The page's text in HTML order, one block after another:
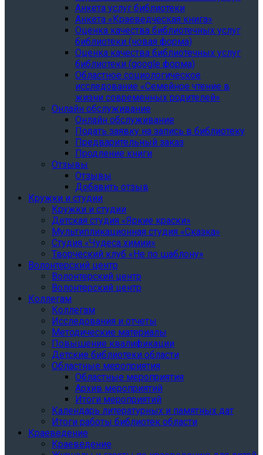
Анкета услуг библиотеки
Анкета «Краеведческая книга»
Oценка качества библиотечных услуг
библиотеки (новая форма)
Oценка качества библиотечных услуг
библиотеки (google форма)
Областное социологическое
исследование «Семейное чтение в
жизни современных родителей»
Онлайн обслуживание
Онлайн обслуживание
Подать заявку на запись в библиотеку
Предварительный заказ
Продление книги
Отзывы
Отзывы
Добавить отзыв
Кружки и студии
Кружки и студии
Детская студия «Яркие краски»
Мультипликационная студия «Сказка»
Студия «Чудеса химии»
Творческий клуб «Не по шаблону»
Волонтерский центр
Волонтерский центр
Волонтерский центр
Коллегам
Коллегам
Исследования и отчеты
Методические материалы
Повышение квалификации
Детские библиотеки области
Областные мероприятия
Областные мероприятия
Архив мероприятий
Итоги мероприятий
Календарь литературных и памятных дат
Итоги работы библиотек области
Краеведение
Краеведение